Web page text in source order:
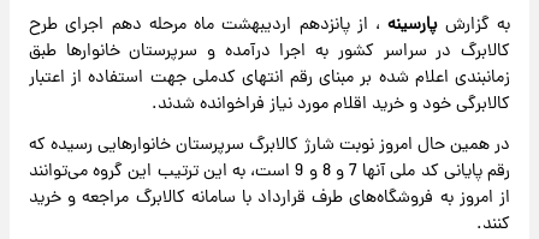
به گزارشپارسینه، از پانزدهم اردیبهشت‌ ماه مرحله دهم اجرای طرح
کالابرگ در سراسر کشور به اجرا درآمده و سرپرستان خانوارها طبق
زمانبندی اعلام شده بر مبنای رقم انتهای کدملی جهت استفاده از اعتبار
کالابرگی خود و خرید اقلام مورد نیاز فراخوانده شدند.
در همین حال امروز نوبت شارژ کالابرگ سرپرستان خانوارهایی رسیده که
رقم پایانی کد ملی آنها 7 و 8 و 9 است، به این ترتیب این گروه می‌توانند
از امروز به فروشگاه‌های طرف قرارداد با سامانه کالابرگ مراجعه و خرید
کنند.